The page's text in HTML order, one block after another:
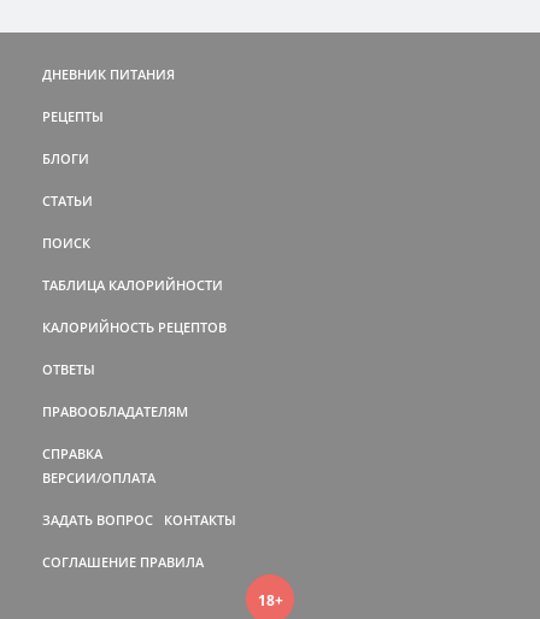
ДНЕВНИК ПИТАНИЯ
РЕЦЕПТЫ
БЛОГИ
СТАТЬИ
ПОИСК
ТАБЛИЦА КАЛОРИЙНОСТИ
КАЛОРИЙНОСТЬ РЕЦЕПТОВ
ОТВЕТЫ
ПРАВООБЛАДАТЕЛЯМ
СПРАВКА
ВЕРСИИ/ОПЛАТА
ЗАДАТЬ ВОПРОС КОНТАКТЫ
СОГЛАШЕНИЕ ПРАВИЛА
18+